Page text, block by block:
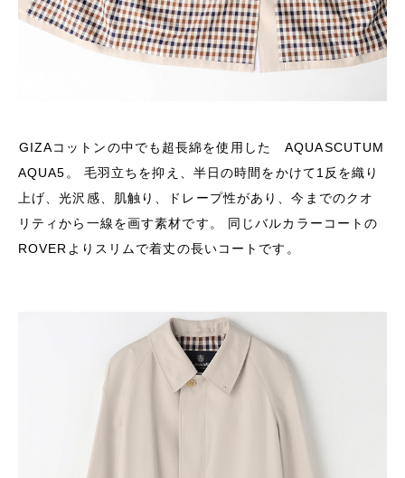
GIZAコットンの中でも超長綿を使用した AQUASCUTUM
AQUA5。 毛羽立ちを抑え、半日の時間をかけて1反を織り
上げ、光沢感、肌触り、ドレープ性があり、今までのクオ
リティから一線を画す素材です。 同じバルカラーコートの
ROVERよりスリムで着丈の長いコートです。